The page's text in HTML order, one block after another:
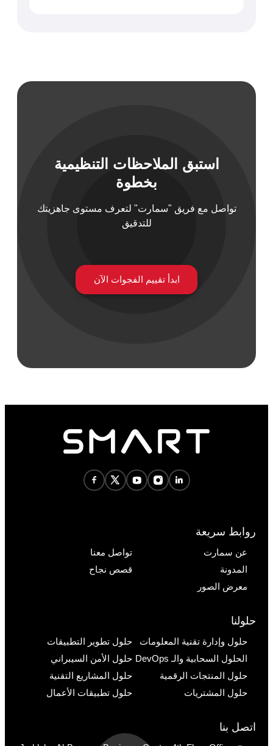
استبق الملاحظات التنظيمية
بخطوة
تواصل مع فريق "سمارت" لتعرف مستوى جاهزيتك
للتدقيق
ابدأ تقييم الفجوات الآن
روابط سريعة
عن سمارت
تواصل معنا
المدونة
قصص نجاح
معرض الصور
حلولنا
حلول وإدارة تقنية المعلومات
حلول تطوير التطبيقات
الحلول السحابية والـ DevOps
حلول الأمن السيبراني
حلول المنتجات الرقمية
حلول المشاريع التقنية
حلول المشتريات
حلول تطبيقات الأعمال
اتصل بنا